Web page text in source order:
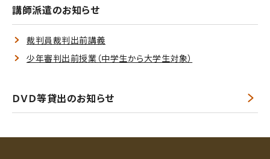
講師派遣のお知らせ
裁判員裁判出前講義
少年審判出前授業（中学生から大学生対象）
ＤＶＤ等貸出のお知らせ